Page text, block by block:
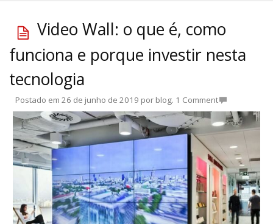
Video Wall: o que é, como
funciona e porque investir nesta
tecnologia
Postado em 26 de junho de 2019 por blog. 1 Comment